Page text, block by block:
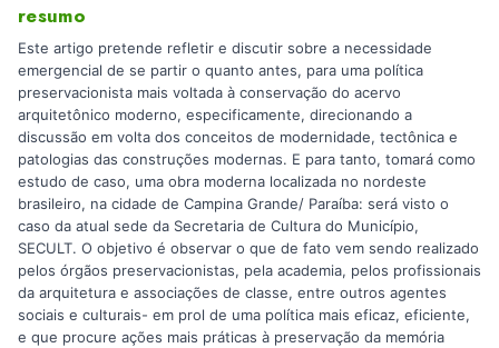
resumo
Este artigo pretende refletir e discutir sobre a necessidade
emergencial de se partir o quanto antes, para uma política
preservacionista mais voltada à conservação do acervo
arquitetônico moderno, especificamente, direcionando a
discussão em volta dos conceitos de modernidade, tectônica e
patologias das construções modernas. E para tanto, tomará como
estudo de caso, uma obra moderna localizada no nordeste
brasileiro, na cidade de Campina Grande/ Paraíba: será visto o
caso da atual sede da Secretaria de Cultura do Município,
SECULT. O objetivo é observar o que de fato vem sendo realizado
pelos órgãos preservacionistas, pela academia, pelos profissionais
da arquitetura e associações de classe, entre outros agentes
sociais e culturais- em prol de uma política mais eficaz, eficiente,
e que procure ações mais práticas à preservação da memória